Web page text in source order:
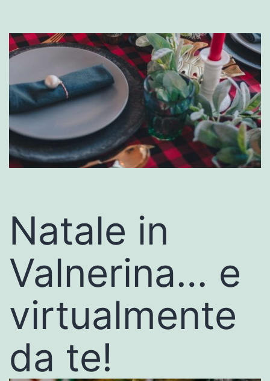
Natale in
Valnerina… e
virtualmente
da te!